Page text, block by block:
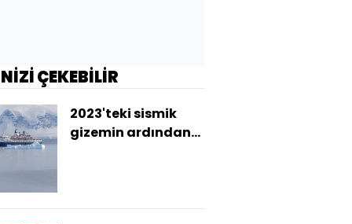
ÇEKEBİLİR
2023'teki sismik
gizemin ardından